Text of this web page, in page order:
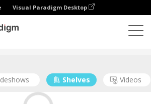
Visual Paradigm Desktop
Shelves Videos